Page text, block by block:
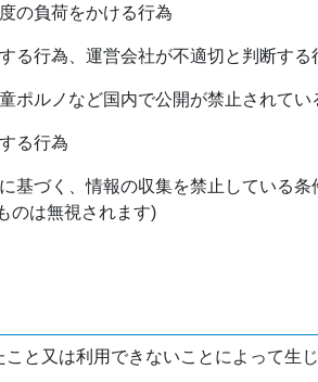
の負荷をかける行為
る行為、運営会社が不適切と判断する
ポルノなど国内で公開が禁止されてい
る行為
基づく、情報の収集を禁止している条
のは無視されます)
こと又は利用できないことによって生